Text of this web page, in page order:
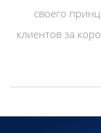
своего
клиентов за